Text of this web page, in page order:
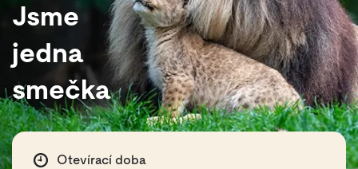
Jsme
jedna
smečka
Otevírací doba